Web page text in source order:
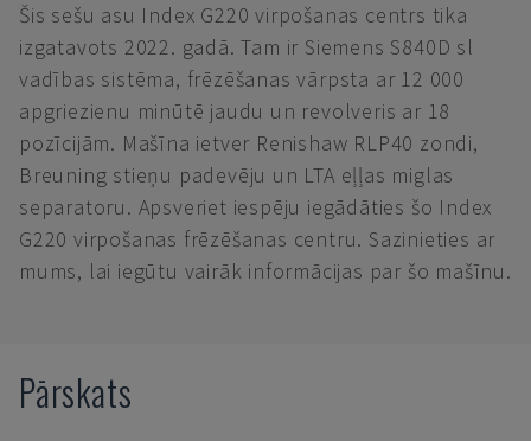
Šis sešu asu Index G220 virpošanas centrs tika
izgatavots 2022. gadā. Tam ir Siemens S840D sl
vadības sistēma, frēzēšanas vārpsta ar 12 000
apgriezienu minūtē jaudu un revolveris ar 18
pozīcijām. Mašīna ietver Renishaw RLP40 zondi,
Breuning stieņu padevēju un LTA eļļas miglas
separatoru. Apsveriet iespēju iegādāties šo Index
G220 virpošanas frēzēšanas centru. Sazinieties ar
mums, lai iegūtu vairāk informācijas par šo mašīnu.
Pārskats